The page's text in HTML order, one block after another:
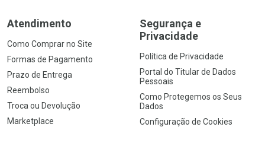
Atendimento
Como Comprar no Site
Formas de Pagamento
Prazo de Entrega
Reembolso
Troca ou Devolução
Marketplace
Segurança e
Privacidade
Política de Privacidade
Portal do Titular de Dados
Pessoais
Como Protegemos os Seus
Dados
Configuração de Cookies